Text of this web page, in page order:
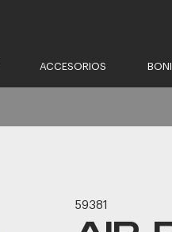
ACCESORIOS
59381